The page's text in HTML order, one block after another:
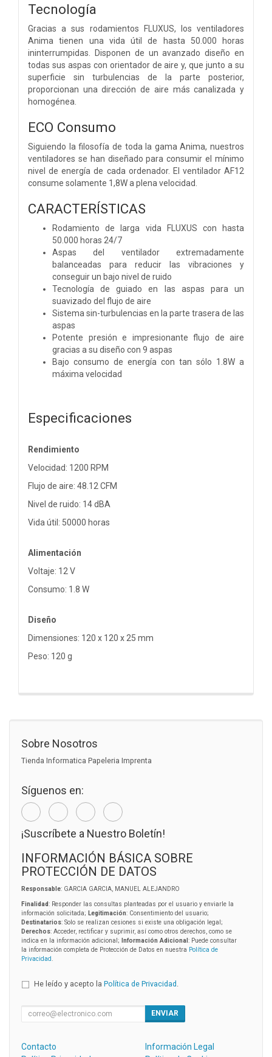
Tecnología
Gracias a sus rodamientos FLUXUS, los ventiladores
Anima tienen una vida útil de hasta 50.000 horas
ininterrumpidas. Disponen de un avanzado diseño en
todas sus aspas con orientador de aire y, que junto a su
superficie sin turbulencias de la parte posterior,
proporcionan una dirección de aire más canalizada y
homogénea.
ECO Consumo
Siguiendo la filosofía de toda la gama Anima, nuestros
ventiladores se han diseñado para consumir el mínimo
nivel de energía de cada ordenador. El ventilador AF12
consume solamente 1,8W a plena velocidad.
CARACTERÍSTICAS
Rodamiento de larga vida FLUXUS con hasta
50.000 horas 24/7
Aspas del ventilador extremadamente
balanceadas para reducir las vibraciones y
conseguir un bajo nivel de ruido
Tecnología de guiado en las aspas para un
suavizado del flujo de aire
Sistema sin-turbulencias en la parte trasera de las
aspas
Potente presión e impresionante flujo de aire
gracias a su diseño con 9 aspas
Bajo consumo de energía con tan sólo 1.8W a
máxima velocidad
Especificaciones
Rendimiento
Velocidad: 1200 RPM
Flujo de aire: 48.12 CFM
Nivel de ruido: 14 dBA
Vida útil: 50000 horas
Alimentación
Voltaje: 12 V
Consumo: 1.8 W
Diseño
Dimensiones: 120 x 120 x 25 mm
Peso: 120 g
Sobre Nosotros
Tienda Informatica Papeleria Imprenta
Síguenos en:
¡Suscríbete a Nuestro Boletín!
INFORMACIÓN BÁSICA SOBRE
PROTECCIÓN DE DATOS
Responsable: GARCIA GARCIA, MANUEL ALEJANDRO
Finalidad: Responder las consultas planteadas por el usuario y enviarle la
información solicitada; Legitimación: Consentimiento del usuario;
Destinatarios: Solo se realizan cesiones si existe una obligación legal;
Derechos: Acceder, rectificar y suprimir, así como otros derechos, como se
indica en la información adicional;
Información Adicional : Puede consultar
la información completa de Protección de Datos en nuestra Política de
Privacidad
He leído y acepto la Política de Privacidad
ENVIAR
Contacto
Información Legal